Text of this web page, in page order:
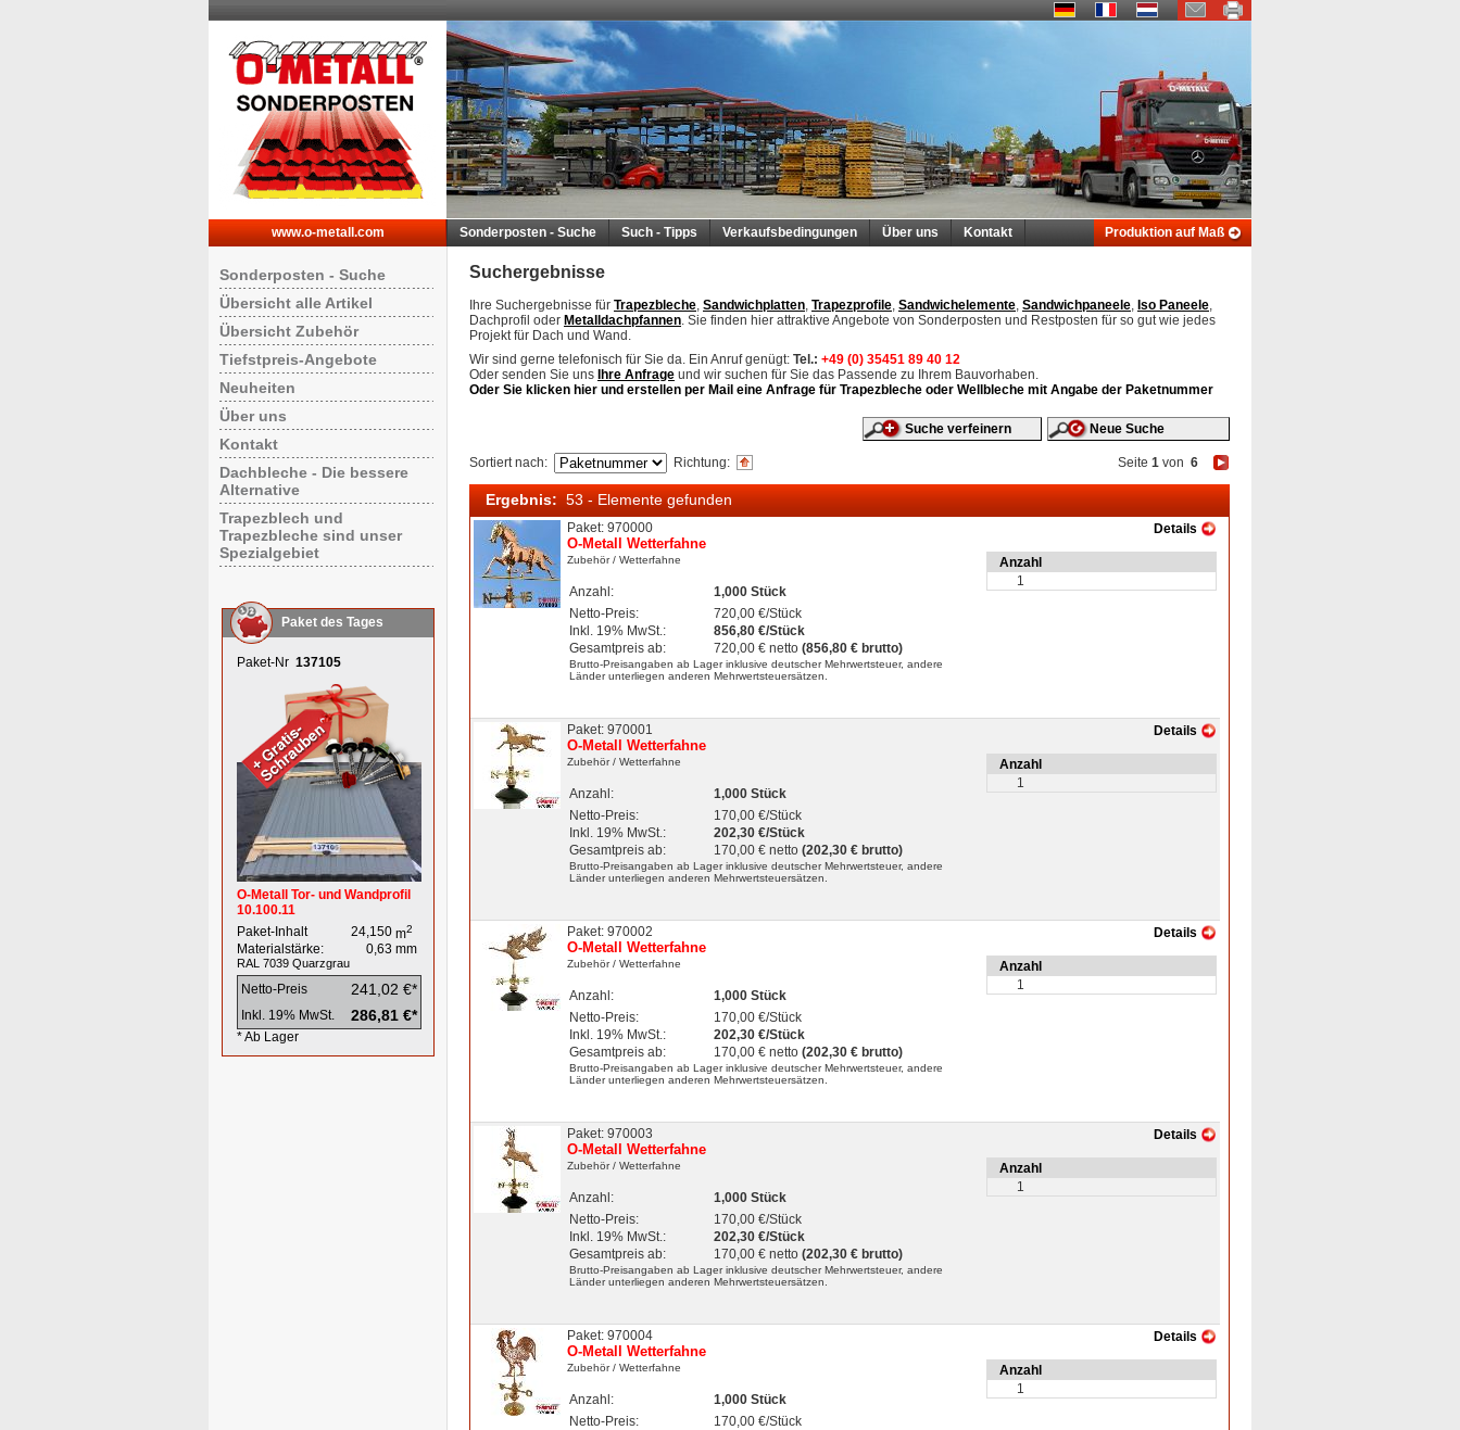
www.o-metall.com Sonderposten - Suche Such - Tipps Verkaufsbedingungen Über uns Kontakt Produktion auf Maß
Sonderposten - Suche
Übersicht alle Artikel
Übersicht Zubehör
Tiefstpreis-Angebote
Neuheiten
Über uns
Kontakt
Dachbleche - Die bessere
Alternative
Trapezblech und
Trapezbleche sind unser
Spezialgebiet
Paket des Tages
Paket-Nr 137105
O-Metall Tor- und Wandprofil
10.100.11
Paket-Inhalt
24,150 m2
Materialstärke: 0,63 mm
RAL 7039 Quarzgrau
Netto-Preis 241,02 €*
Inkl. 19% MwSt. 286,81 €*
* Ab Lager
Suchergebnisse
Ihre Suchergebnisse für Trapezbleche, Sandwichplatten, Trapezprofile, Sandwichelemente, Sandwichpaneele, Iso Paneele,
Dachprofil oder Metalldachpfannen. Sie finden hier attraktive Angebote von Sonderposten und Restposten für so gut wie jedes
Projekt für Dach und Wand.
Wir sind gerne telefonisch für Sie da. Ein Anruf genügt: Tel.: +49 (0) 35451 89 40 12
Oder senden Sie uns Ihre Anfrage und wir suchen für Sie das Passende zu Ihrem Bauvorhaben.
Oder Sie klicken hier und erstellen per Mail eine Anfrage für Trapezbleche oder Wellbleche mit Angabe der Paketnummer
Neue Suche
Suche verfeinern
Sortiert nach: Richtung: Seite 1 von 6
Ergebnis: 53 - Elemente gefunden
Paket: 970000
O-Metall Wetterfahne
Zubehör / Wetterfahne
Anzahl:
1,000 Stück
Netto-Preis:
720,00 €/Stück
Inkl. 19% MwSt.:
856,80 €/Stück
Gesamtpreis ab:
720,00 € netto (856,80 € brutto)
Brutto-Preisangaben ab Lager inklusive deutscher Mehrwertsteuer, andere
Länder unterliegen anderen Mehrwertsteuersätzen.
Details
Anzahl
1
Paket: 970001
O-Metall Wetterfahne
Zubehör / Wetterfahne
Anzahl:
1,000 Stück
Netto-Preis:
170,00 €/Stück
Inkl. 19% MwSt.:
202,30 €/Stück
Gesamtpreis ab:
170,00 € netto (202,30 € brutto)
Brutto-Preisangaben ab Lager inklusive deutscher Mehrwertsteuer, andere
Länder unterliegen anderen Mehrwertsteuersätzen.
Details
Anzahl
1
Paket: 970002
O-Metall Wetterfahne
Zubehör / Wetterfahne
Anzahl:
1,000 Stück
Netto-Preis:
170,00 €/Stück
Inkl. 19% MwSt.:
202,30 €/Stück
Gesamtpreis ab:
170,00 € netto (202,30 € brutto)
Brutto-Preisangaben ab Lager inklusive deutscher Mehrwertsteuer, andere
Länder unterliegen anderen Mehrwertsteuersätzen.
Details
Anzahl
1
Paket: 970003
O-Metall Wetterfahne
Zubehör / Wetterfahne
Anzahl:
1,000 Stück
Netto-Preis:
170,00 €/Stück
Inkl. 19% MwSt.:
202,30 €/Stück
Gesamtpreis ab:
170,00 € netto (202,30 € brutto)
Brutto-Preisangaben ab Lager inklusive deutscher Mehrwertsteuer, andere
Länder unterliegen anderen Mehrwertsteuersätzen.
Details
Anzahl
1
Paket: 970004
O-Metall Wetterfahne
Zubehör / Wetterfahne
Anzahl:
1,000 Stück
Netto-Preis:
170,00 €/Stück
Details
Anzahl
1